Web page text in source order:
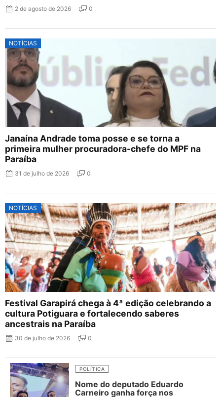
2 de agosto de 2026 0
NOTÍCIAS
Janaína Andrade toma posse e se torna a
primeira mulher procuradora-chefe do MPF na
Paraíba
31 de julho de 2026 0
NOTÍCIAS
Festival Garapirá chega à 4ª edição celebrando a
cultura Potiguara e fortalecendo saberes
ancestrais na Paraíba
30 de julho de 2026 0
POLÍTICA
Nome do deputado Eduardo
Carneiro ganha força nos